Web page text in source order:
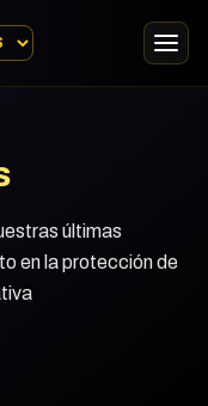
últimas
en la protección de